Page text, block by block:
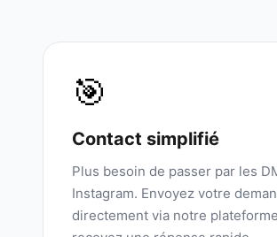
🎯
Contact simplifié
Plus besoin de passer par les
Instagram. Envoyez votre
directement via notre